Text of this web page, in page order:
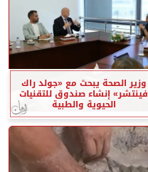
وزير الصحة يبحث مع «جولد راك
فينتشر» إنشاء صندوق للتقنيات
الحيوية والطبية